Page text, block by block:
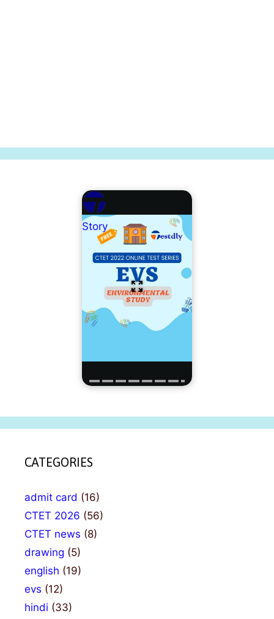
Story
CATEGORIES
admit card (16)
CTET 2026 (56)
CTET news (8)
drawing (5)
english (19)
evs (12)
hindi (33)